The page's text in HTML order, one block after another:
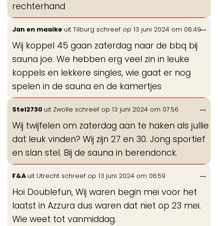
rechterhand
Jan en maaike uit Tilburg schreef op 13 juni 2024 om 08:49
Wij koppel 45 gaan zaterdag naar de bbq bij
sauna joe. We hebben erg veel zin in leuke
koppels en lekkere singles, wie gaat er nog
spelen in de sauna en de kamertjes
...
Stel2730 uit Zwolle schreef op 13 juni 2024 om 07:56
Wij twijfelen om zaterdag aan te haken als jullie
dat leuk vinden? Wij zijn 27 en 30. Jong sportief
en slan stel. Bij de sauna in berendonck.
...
F&A uit Utrecht schreef op 13 juni 2024 om 06:59
Hoi Doublefun, Wij waren begin mei voor het
laatst in Azzura dus waren dat niet op 23 mei.
Wie weet tot vanmiddag.
...